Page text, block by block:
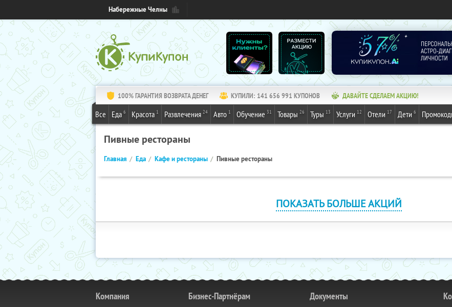
Набережные Челны
100% ГАРАНТИЯ ВОЗВРАТА ДЕНЕГ КУПИЛИ: 141 656 991 КУПОНОВ ДАВАЙТЕ СДЕЛАЕМ АКЦИЮ!
Все Еда 6 Красота 1 Развлечения 24 Авто 1 Обучение 31 Товары 26 Туры 13 Услуги 12 Отели 17 Дети 6
Пивные рестораны
Главная Еда Кафе и рестораны Пивные рестораны
ПОКАЗАТЬ БОЛЬШЕ АКЦИЙ
Компания Бизнес-Партнёрам Документы